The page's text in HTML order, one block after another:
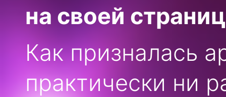
на своей
Как призналась
практически ни